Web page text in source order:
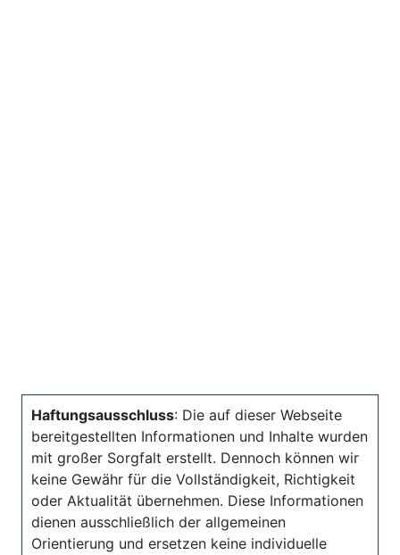
Haftungsausschluss: Die auf dieser Webseite
bereitgestellten Informationen und Inhalte wurden
mit großer Sorgfalt erstellt. Dennoch können wir
keine Gewähr für die Vollständigkeit, Richtigkeit
oder Aktualität übernehmen. Diese Informationen
dienen ausschließlich der allgemeinen
Orientierung und ersetzen keine individuelle